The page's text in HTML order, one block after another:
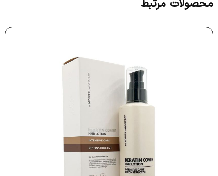
محصولات مرتبط